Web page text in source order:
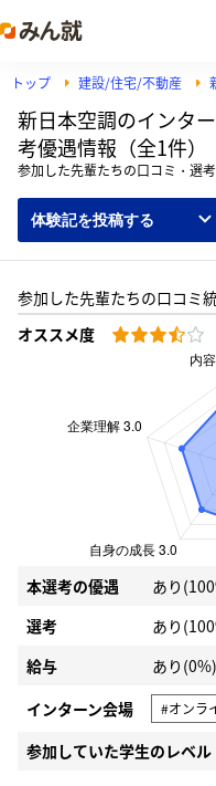
トップ 建設/住宅/不動産
新日本空調のインタ
考優遇情報（全1件）
参加した先輩たちの口コミ・選
体験記を投稿する
参加した先輩たちの口コミ
オススメ度
本選考の優遇
あり
選考
あり
給与
あり(0%)
インターン会場
#オンラ
参加していた学生のレベル